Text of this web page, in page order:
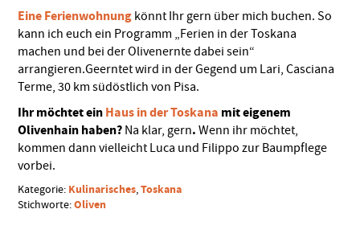
Eine Ferienwohnung könnt Ihr gern über mich buchen. So
kann ich euch ein Programm „Ferien in der Toskana
machen und bei der Olivenernte dabei sein“
arrangieren.Geerntet wird in der Gegend um Lari, Casciana
Terme, 30 km südöstlich von Pisa.
Ihr möchtet einHaus in der Toskana mit eigenem
Olivenhain haben? Na klar, gern.Wenn ihr möchtet,
kommen dann vielleicht Luca und Filippo zur Baumpflege
vorbei.
Kategorie: Kulinarisches,Toskana
Stichworte:Oliven